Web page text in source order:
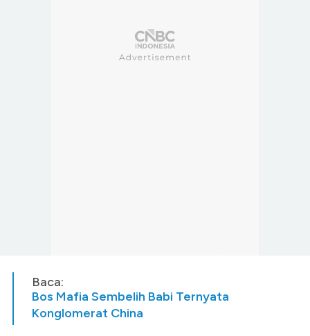
Baca:
Bos Mafia Sembelih Babi Ternyata
Konglomerat China